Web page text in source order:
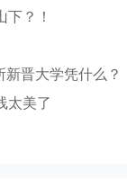
？！
晋大学凭什么？
太美了